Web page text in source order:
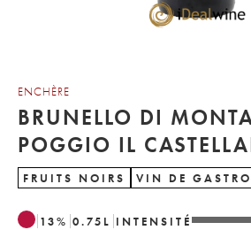
ENCHÈRE
BRUNELLO DI
POGGIO IL
FRUITS NOIRS VIN DE
13% 0.75 L INTENSITÉ